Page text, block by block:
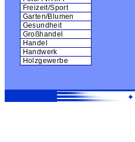
Freizeit/Sport
Garten/Blumen
Gesundheit
Großhandel
Handel
Handwerk
Holzgewerbe